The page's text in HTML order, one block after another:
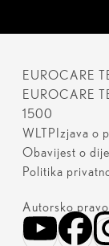
EUROCARE
EUROCARE
1500
WLTPIzjava o
Obavijest o
Politika
Autorsko